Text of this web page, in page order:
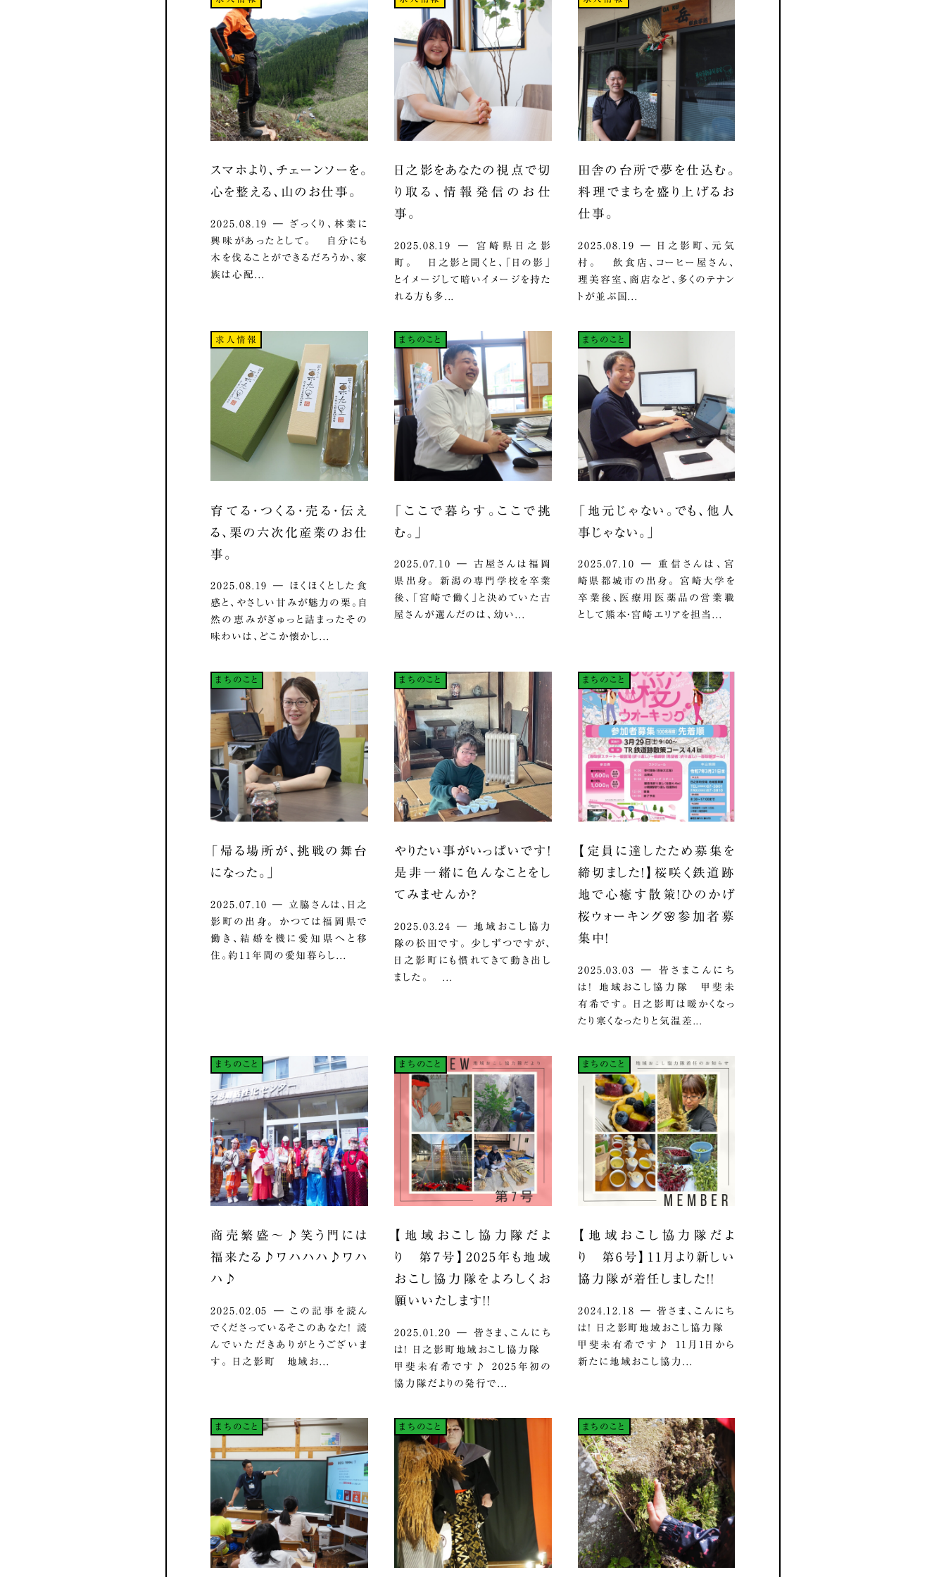
スマホより、チェーンソーを。
心を整える、山のお仕事。
2025.08.19 ― ざっくり、林業に
興味があったとして。 自分にも
木を伐ることができるだろうか、家
族は心配...
日之影をあなたの視点で切
り取る、情報発信のお仕
事。
2025.08.19 ― 宮崎県日之影
町。 日之影と聞くと、「日の影」
とイメージして暗いイメージを持た
れる方も多...
田舎の台所で夢を仕込む。
料理でまちを盛り上げるお
仕事。
2025.08.19 ― 日之影町、元気
村。 飲食店、コーヒー屋さん、
理美容室、商店など、多くのテナン
トが並ぶ国...
求人情報
育てる・つくる・売る・伝え
る、栗の六次化産業のお仕
事。
2025.08.19 ― ほくほくとした食
感と、やさしい甘みが魅力の栗。自
然の恵みがぎゅっと詰まったその
味わいは、どこか懐かし...
まちのこと
「ここで暮らす。ここで挑
む。」
2025.07.10 ― 古屋さんは福岡
県出身。 新潟の専門学校を卒業
後、「宮崎で働く」と決めていた古
屋さんが選んだのは、幼い...
まちのこと
「地元じゃない。でも、他人
事じゃない。」
2025.07.10 ― 重信さんは、宮
崎県都城市の出身。 宮崎大学を
卒業後、医療用医薬品の営業職
として熊本・宮崎エリアを担当...
まちのこと
「帰る場所が、挑戦の舞台
になった。」
2025.07.10 ― 立脇さんは、日之
影町の出身。 かつては福岡県で
働き、結婚を機に愛知県へと移
住。約11年間の愛知暮らし...
まちのこと
やりたい事がいっぱいです！
是非一緒に色んなことをし
てみませんか？
2025.03.24 ― 地域おこし協力
隊の松田です。 少しずつですが、
日之影町にも慣れてきて動き出し
ました。 ...
まちのこと
【定員に達したため募集を
締切ました！】桜咲く鉄道跡
地で心癒す散策！ひのかげ
桜ウォーキング🌸参加者募
集中！
2025.03.03 ― 皆さまこんにち
は！ 地域おこし協力隊 甲斐未
有希です。 日之影町は暖かくなっ
たり寒くなったりと気温差...
まちのこと
商売繁盛～♪笑う門には
福来たる♪ワハハハ♪ワハ
ハ♪
2025.02.05 ― この記事を読ん
でくださっているそこのあなた！ 読
んでいただきありがとうございま
す。 日之影町 地域お...
まちのこと
【地域おこし協力隊だよ
り 第7号】2025年も地域
おこし協力隊をよろしくお
願いいたします！！
2025.01.20 ― 皆さま、こんにち
は！ 日之影町地域おこし協力隊
甲斐未有希です♪ 2025年初の
協力隊だよりの発行で...
まちのこと
【地域おこし協力隊だよ
り 第6号】11月より新しい
協力隊が着任しました！！
2024.12.18 ― 皆さま、こんにち
は！ 日之影町地域おこし協力隊
甲斐未有希です♪ 11月1日から
新たに地域おこし協力...
まちのこと まちのこと まちのこと